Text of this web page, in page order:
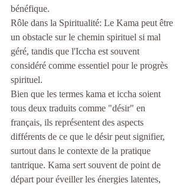
bénéfique.
Rôle dans la Spiritualité: Le Kama peut être
un obstacle sur le chemin spirituel si mal
géré, tandis que l'Iccha est souvent
considéré comme essentiel pour le progrès
spirituel.
Bien que les termes kama et iccha soient
tous deux traduits comme "désir" en
français, ils représentent des aspects
différents de ce que le désir peut signifier,
surtout dans le contexte de la pratique
tantrique. Kama sert souvent de point de
départ pour éveiller les énergies latentes,